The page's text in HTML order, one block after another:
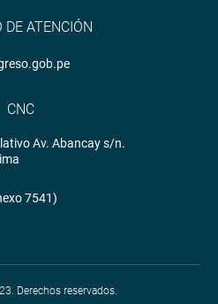
DE ATENCIÓN
CNC
Av. Abancay s/n.
7541)
Derechos reservados.